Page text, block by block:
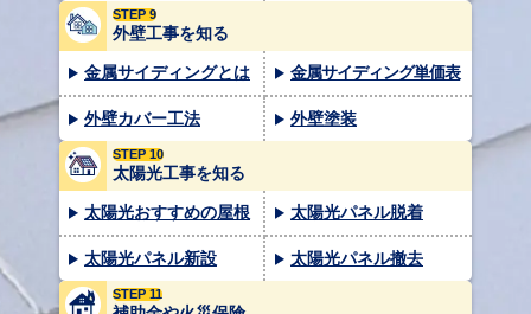
STEP 9
外壁工事を知る
金属サイディングとは 金属サイディング単価表
外壁カバー工法 外壁塗装
STEP 10
太陽光工事を知る
太陽光おすすめの屋根 太陽光パネル脱着
太陽光パネル新設 太陽光パネル撤去
STEP 11